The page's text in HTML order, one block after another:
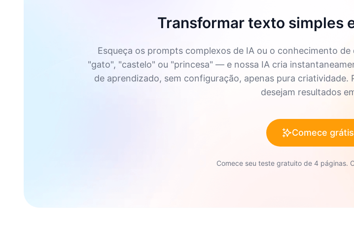
Transformar texto simples
Esqueça os prompts complexos de IA ou o conhecimento
"gato", "castelo" ou "princesa" — e nossa IA cria
de aprendizado, sem configuração, apenas pura
desejam resultados
Comece
Comece seu teste gratuito de 4 páginas.